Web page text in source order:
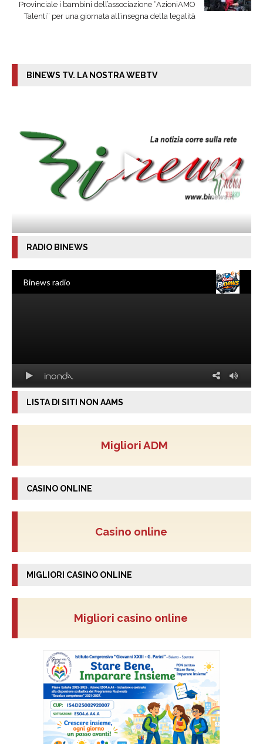
Provinciale i bambini dell’associazione “AzioniAMO
Talenti” per una giornata all’insegna della legalità
BINEWS TV. LA NOSTRA WEBTV
RADIO BINEWS
LISTA DI SITI NON AAMS
Migliori ADM
CASINO ONLINE
Casino online
MIGLIORI CASINO ONLINE
Migliori casino online